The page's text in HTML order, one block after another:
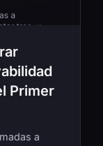
Primer
a